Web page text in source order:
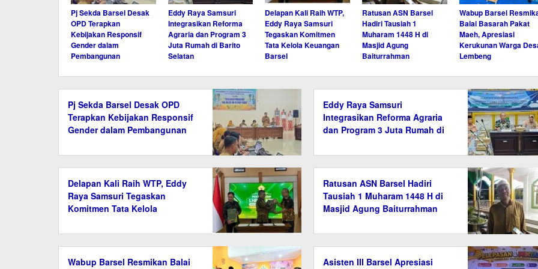
Pj Sekda Barsel Desak
OPD Terapkan
Kebijakan Responsif
Gender dalam
Pembangunan
Eddy Raya Samsuri
Integrasikan Reforma
Agraria dan Program 3
Juta Rumah di Barito
Selatan
Delapan Kali Raih WTP,
Eddy Raya Samsuri
Tegaskan Komitmen
Tata Kelola Keuangan
Barsel
Ratusan ASN Barsel
Hadiri Tausiah 1
Muharam 1448 H di
Masjid Agung
Baiturrahman
Wabup Barsel
Balai Basarah Pakat
Maeh, Apresiasi
Kerukunan Warga
Lembeng
Pj Sekda Barsel Desak OPD
Terapkan Kebijakan Responsif
Gender dalam Pembangunan
Eddy Raya Samsuri
Integrasikan Reforma Agraria
dan Program 3 Juta Rumah di
Delapan Kali Raih WTP, Eddy
Raya Samsuri Tegaskan
Komitmen Tata Kelola
Ratusan ASN Barsel Hadiri
Tausiah 1 Muharam 1448 H di
Masjid Agung Baiturrahman
Wabup Barsel Resmikan Balai
Asisten III Barsel Apresiasi